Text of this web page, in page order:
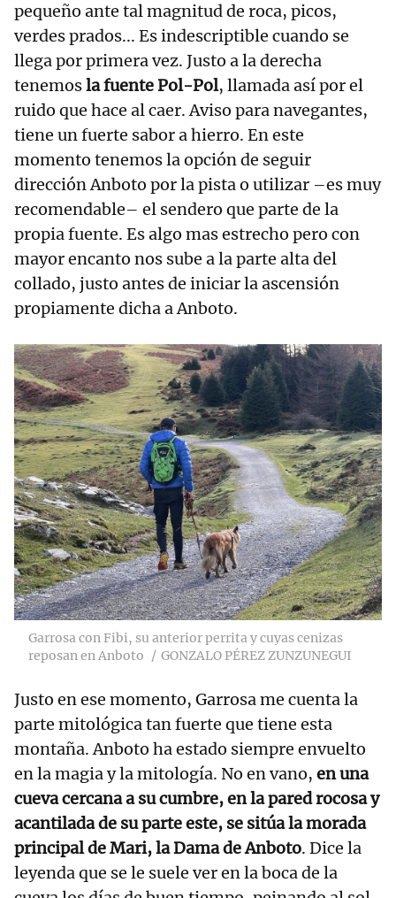
pequeño ante tal magnitud de roca, picos,
verdes prados... Es indescriptible cuando se
llega por primera vez. Justo a la derecha
tenemosla fuente Pol-Pol, llamada así por el
ruido que hace al caer. Aviso para navegantes,
tiene un fuerte sabor a hierro. En este
momento tenemos la opción de seguir
dirección Anboto por la pista o utilizar –es muy
recomendable– el sendero que parte de la
propia fuente. Es algo mas estrecho pero con
mayor encanto nos sube a la parte alta del
collado, justo antes de iniciar la ascensión
propiamente dicha a Anboto.
Garrosa con Fibi, su anterior perrita y cuyas cenizas
reposan en Anboto
GONZALO PÉREZ ZUNZUNEGUI
Justo en ese momento, Garrosa me cuenta la
parte mitológica tan fuerte que tiene esta
montaña. Anboto ha estado siempre envuelto
en la magia y la mitología. No en vano, en una
cueva cercana a su cumbre, en la pared rocosa y
acantilada de su parte este, se sitúa la morada
principal de Mari, la Dama de Anboto. Dice la
leyenda que se le suele ver en la boca de la